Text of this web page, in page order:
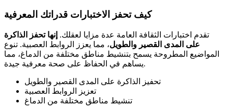
كيف تحفز الاختبارات قدراتك المعرفية
تقدم اختبارات الثقافة العامة عدة مزايا لعقلك. إنها تحفز الذاكرة
على المدى القصير والطويل، مما يعزز الروابط العصبية. تنوع
المواضيع المطروحة يسمح بتنشيط مناطق مختلفة من الدماغ، مما
يساهم في الحفاظ على صحة معرفية جيدة.
تحفيز الذاكرة على المدى القصير والطويل
تعزيز الروابط العصبية
تنشيط مناطق مختلفة من الدماغ